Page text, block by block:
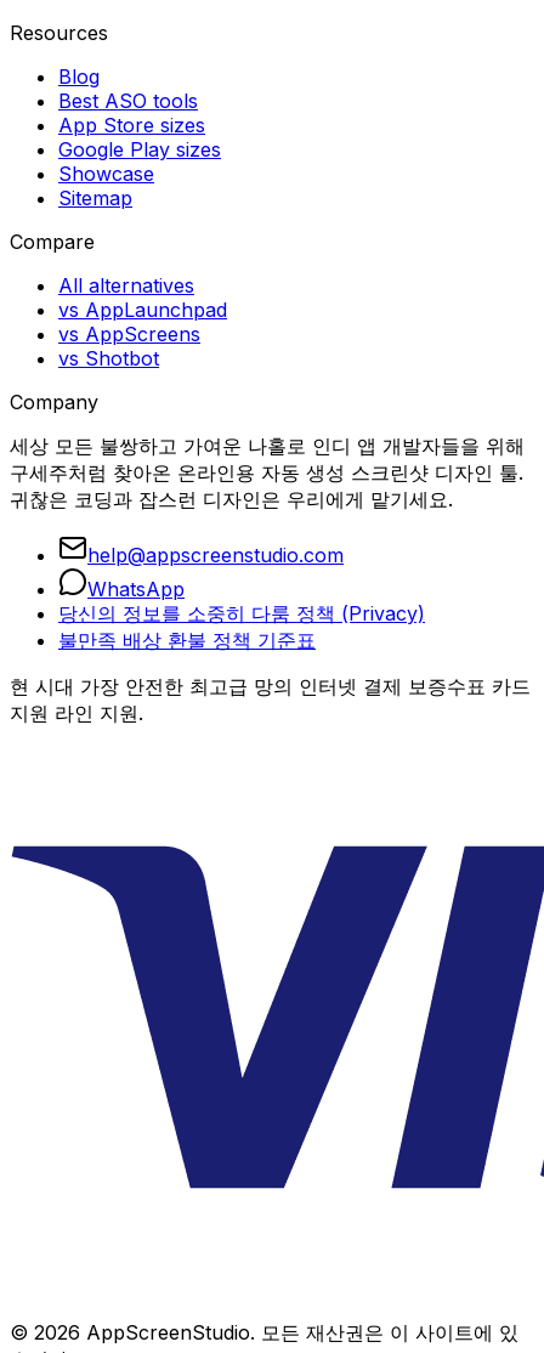
Resources
Blog
Best ASO tools
App Store sizes
Google Play sizes
Showcase
Sitemap
Compare
All alternatives
vs AppLaunchpad
vs AppScreens
vs Shotbot
Company
세상 모든 불쌍하고 가여운 나홀로 인디 앱 개발자들을 위해
구세주처럼 찾아온 온라인용 자동 생성 스크린샷 디자인 툴.
귀찮은 코딩과 잡스런 디자인은 우리에게 맡기세요.
help@appscreenstudio.com
WhatsApp
당신의 정보를 소중히 다룸 정책 (Privacy)
불만족 배상 환불 정책 기준표
현 시대 가장 안전한 최고급 망의 인터넷 결제 보증수표 카드
지원 라인 지원.
© 2026 AppScreenStudio. 모든 재산권은 이 사이트에 있